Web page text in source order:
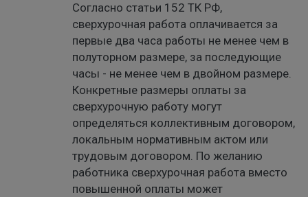
Согласно статьи 152 ТК РФ,
сверхурочная работа оплачивается за
первые два часа работы не менее чем в
полуторном размере, за последующие
часы - не менее чем в двойном размере.
Конкретные размеры оплаты за
сверхурочную работу могут
определяться коллективным договором,
локальным нормативным актом или
трудовым договором. По желанию
работника сверхурочная работа вместо
повышенной оплаты может